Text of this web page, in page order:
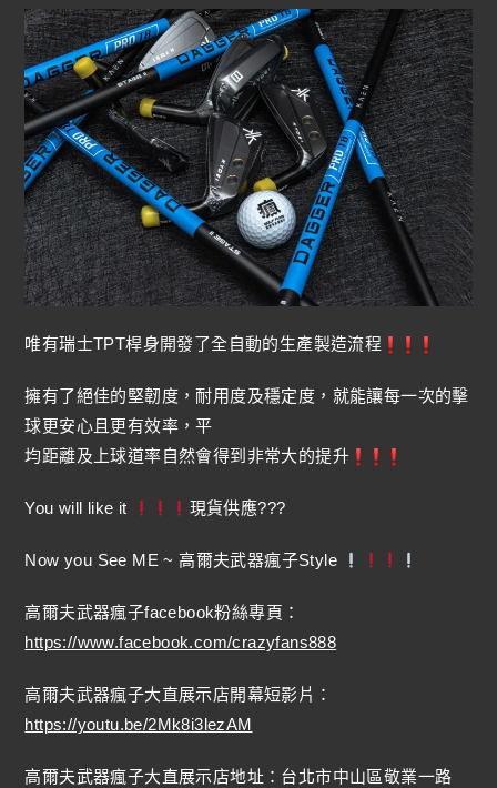
唯有瑞士TPT桿身開發了全自動的生產製造流程
擁有了絕佳的堅韌度，耐用度及穩定度，就能讓每一次的擊
球更安心且更有效率，平
均距離及上球道率自然會得到非常大的提升
You will like it 現貨供應???
Now you See ME ~ 高爾夫武器瘋子Style
高爾夫武器瘋子facebook粉絲專頁：
https://www.facebook.com/crazyfans888
高爾夫武器瘋子大直展示店開幕短影片：
https://youtu.be/2Mk8i3lezAM
高爾夫武器瘋子大直展示店地址：台北市中山區敬業一路